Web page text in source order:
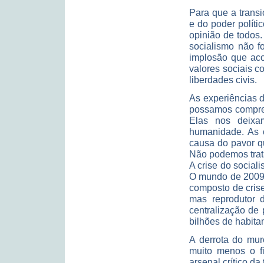
Para que a
e do poder
opinião de
socialismo não
implosão que
valores sociais
liberdades civis.
As experiências
possamos
Elas nos
humanidade. As
causa do pavor
Não podemos
A crise do
O mundo de
composto de
mas reprodutor
centralização
bilhões de
A derrota do
muito menos o